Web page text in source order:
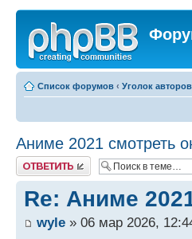
Список форумов ‹ Уголок авторов
Аниме 2021 смотреть
Ответить
Re: Аниме
wyle » 06 мар 2026,